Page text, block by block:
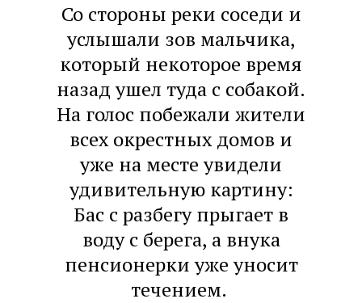
Со стороны реки соседи и
услышали зов мальчика,
который некоторое время
назад ушел туда с собакой.
На голос побежали жители
всех окрестных домов и
уже на месте увидели
удивительную картину:
Бас с разбегу прыгает в
воду с берега, а внука
пенсионерки уже уносит
течением.